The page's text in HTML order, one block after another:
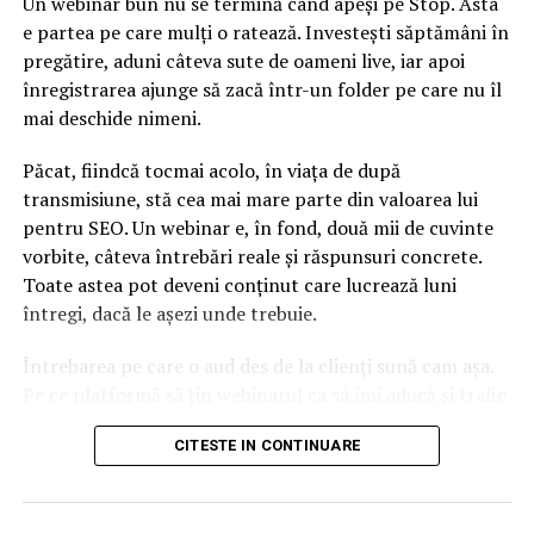
e partea pe care mulți o ratează. Investești săptămâni în
pregătire, aduni câteva sute de oameni live, iar apoi
înregistrarea ajunge să zacă într-un folder pe care nu îl
mai deschide nimeni.
Păcat, fiindcă tocmai acolo, în viața de după
transmisiune, stă cea mai mare parte din valoarea lui
pentru SEO. Un webinar e, în fond, două mii de cuvinte
vorbite, câteva întrebări reale și răspunsuri concrete.
Toate astea pot deveni conținut care lucrează luni
întregi, dacă le așezi unde trebuie.
Întrebarea pe care o aud des de la clienți sună cam așa.
din Google, nu doar lead-uri pe moment? Răspunsul
scurt e că platforma contează, dar nu în felul în care
CITESTE IN CONTINUARE